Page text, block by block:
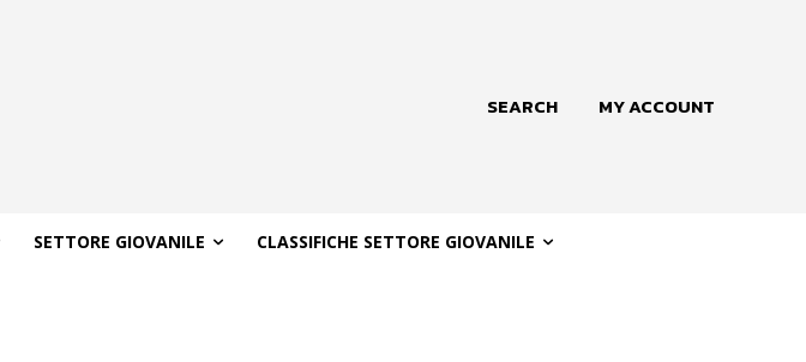
SEARCH MY ACCOUNT
SETTORE GIOVANILE CLASSIFICHE SETTORE GIOVANILE